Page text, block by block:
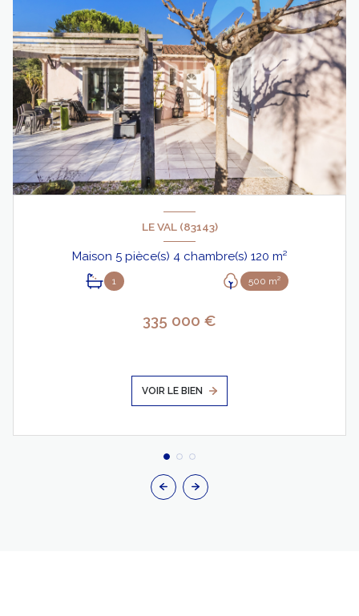
LE VAL (83143)
Maison 5 pièce(s) 4 chambre(s) 120 m²
1 500 m²
335 000 €
VOIR LE BIEN